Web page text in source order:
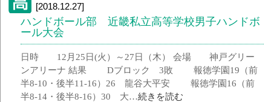
[2018.12.27]
ハンドボール部 近畿私立高等学校男子ハンドボ
ール大会
日時 12月25日(火）～27日（木） 会場 神戸グリー
ンアリーナ 結果 Dブロック 3敗 報徳学園19（前
半8-10・後半11-16）26 龍谷大平安 報徳学園16（前
半8-14・後半8-16）30 大…続きを読む